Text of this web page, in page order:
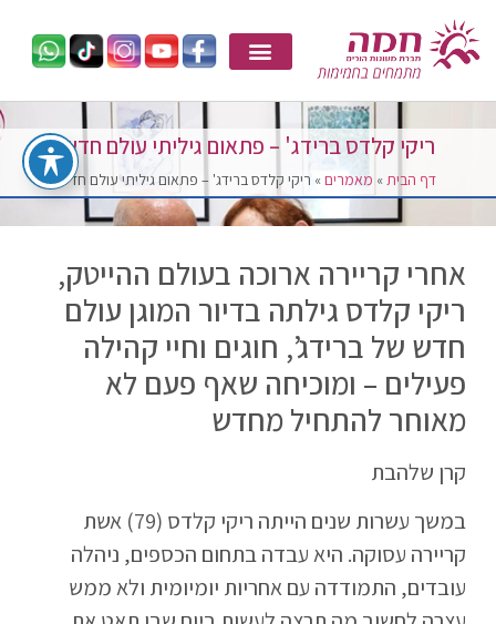
ריקי קלדס ברידג' – פתאום גיליתי עולם חדש
דף הבית» מאמרים» ריקי קלדס ברידג' – פתאום גיליתי עולם חדש
אחרי קריירה ארוכה בעולם ההייטק,
ריקי קלדס גילתה בדיור המוגן עולם
חדש של ברידג’, חוגים וחיי קהילה
פעילים – ומוכיחה שאף פעם לא
מאוחר להתחיל מחדש
קרן שלהבת
במשך עשרות שנים הייתה ריקי קלדס (79) אשת
קריירה עסוקה. היא עבדה בתחום הכספים, ניהלה
עובדים, התמודדה עם אחריות יומיומית ולא ממש